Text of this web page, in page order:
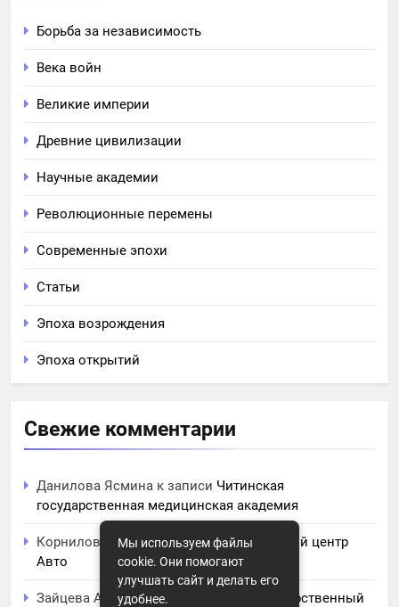
Борьба за независимость
Века войн
Великие империи
Древние цивилизации
Научные академии
Революционные перемены
Современные эпохи
Статьи
Эпоха возрождения
Эпоха открытий
Свежие комментарии
Данилова Ясмина к записи Читинская
государственная медицинская академия
Корнилова Анитак записиЧПОУ Учебный центр
Авто
Зайцева Аринак записи Курский государственный
Мы используем файлы
cookie. Они помогают
улучшать сайт и делать его
удобнее.